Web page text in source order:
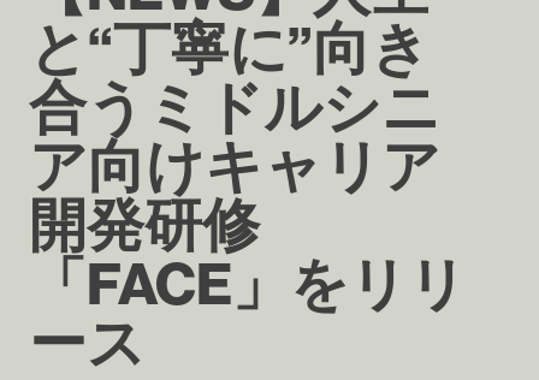
と“丁寧に”向き
合うミドルシニ
ア向けキャリア
開発研修
「FACE」をリリ
ース